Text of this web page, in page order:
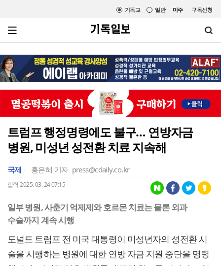
미주 구독신청
일반
기독교
트럼프 행정명령에도 불구… 연방자금
병원, 미성년 성전환 치료 지속해
국제 홍은혜 기자 press@cdaily.co.kr
입력 2025. 03. 24 07:15
일부 병원, 사춘기 억제제와 호르몬 치료는 물론 외과
수술까지 계속 시행
도널드 트럼프 전 미국 대통령이 미성년자의 성전환 시
술을 시행하는 병원에 대한 연방 자금 지원 중단을 명령